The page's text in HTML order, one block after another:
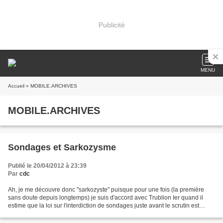
Publicité
MENU
Accueil » MOBILE.ARCHIVES
MOBILE.ARCHIVES
Sondages et Sarkozysme
Publié le 20/04/2012 à 23:39
Par cdc
Ah, je me découvre donc "sarkozyste" puisque pour une fois (la première
sans doute depuis longtemps) je suis d'accord avec Trublion Ier quand il
estime que la loi sur l'interdiction de sondages juste avant le scrutin est